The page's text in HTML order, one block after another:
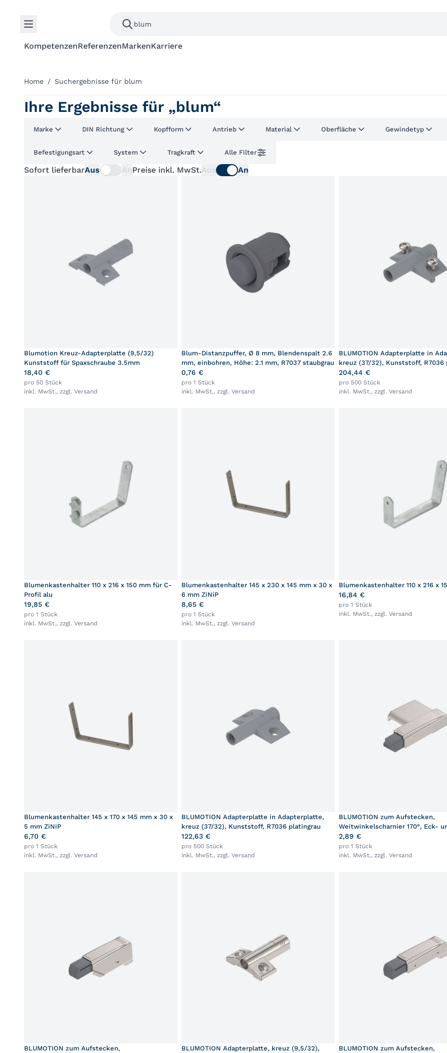
KompetenzenReferenzenMarkenKarriere
Home / Suchergebnisse für blum
Ihre Ergebnisse für „blum“
Marke DIN Richtung Kopfform Antrieb Material Oberfläche Gewindetyp
Befestigungsart System Tragkraft Alle Filter
Sofort lieferbarAus AnPreise inkl. MwSt.Aus An
Blumotion Kreuz-Adapterplatte (9,5/32)
Kunststoff für Spaxschraube 3.5mm
18,40 €
pro 50 Stück
inkl. MwSt., zzgl. Versand
Blum-Distanzpuffer, Ø 8 mm, Blendenspalt 2.6
mm, einbohren, Höhe: 2.1 mm, R7037 staubgrau
0,76 €
pro 1 Stück
inkl. MwSt., zzgl. Versand
BLUMOTION Adapterplatte in
kreuz (37/32), Kunststoff, R7036
204,44 €
pro 500 Stück
inkl. MwSt., zzgl. Versand
Blumenkastenhalter 110 x 216 x 150 mm für C-
Profil alu
19,85 €
pro 1 Stück
inkl. MwSt., zzgl. Versand
Blumenkastenhalter 145 x 230 x 145 mm x 30 x
6 mm ZiNiP
8,65 €
pro 1 Stück
inkl. MwSt., zzgl. Versand
Blumenkastenhalter 110 x 216 x
16,84 €
pro 1 Stück
inkl. MwSt., zzgl. Versand
Blumenkastenhalter 145 x 170 x 145 mm x 30 x
5 mm ZiNiP
6,70 €
pro 1 Stück
inkl. MwSt., zzgl. Versand
BLUMOTION Adapterplatte in Adapterplatte,
kreuz (37/32), Kunststoff, R7036 platingrau
122,63 €
pro 500 Stück
inkl. MwSt., zzgl. Versand
BLUMOTION zum Aufstecken,
Weitwinkelscharnier 170°, Eck-
Mittelanschlag, vernickelt
2,89 €
pro 1 Stück
inkl. MwSt., zzgl. Versand
BLUMOTION zum Aufstecken,
BLUMOTION Adapterplatte, kreuz (9,5/32),
BLUMOTION zum Aufstecken,